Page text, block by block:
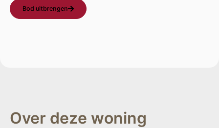
Bod uitbrengen
Over deze woning